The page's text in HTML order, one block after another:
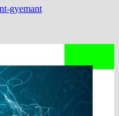
gyemant